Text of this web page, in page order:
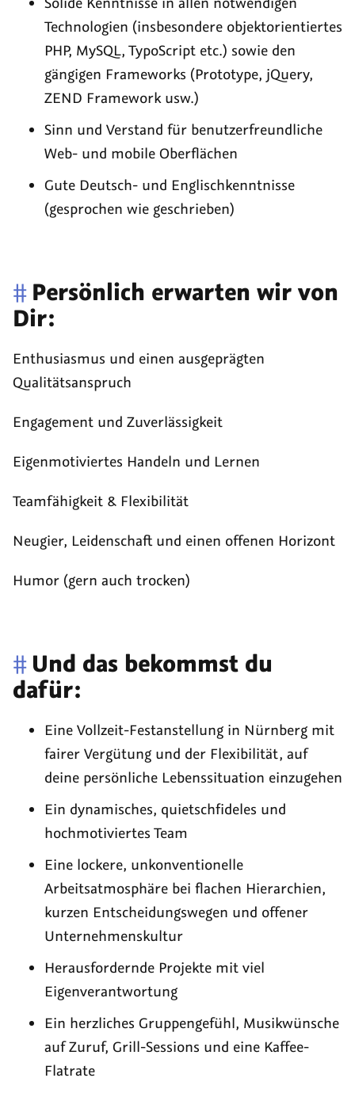
Technologien (insbesondere objektorientiertes
PHP, MySQL, TypoScript etc.) sowie den
gängigen Frameworks (Prototype, jQuery,
ZEND Framework usw.)
Sinn und Verstand für benutzerfreundliche
Web- und mobile Oberflächen
Gute Deutsch- und Englischkenntnisse
(gesprochen wie geschrieben)
# Persönlich erwarten wir von
Dir:
Enthusiasmus und einen ausgeprägten
Qualitätsanspruch
Engagement und Zuverlässigkeit
Eigenmotiviertes Handeln und Lernen
Teamfähigkeit & Flexibilität
Neugier, Leidenschaft und einen offenen Horizont
Humor (gern auch trocken)
# Und das bekommst du
dafür:
Eine Vollzeit-Festanstellung in Nürnberg mit
fairer Vergütung und der Flexibilität, auf
deine persönliche Lebenssituation einzugehen
Ein dynamisches, quietschfideles und
hochmotiviertes Team
Eine lockere, unkonventionelle
Arbeitsatmosphäre bei flachen Hierarchien,
kurzen Entscheidungswegen und offener
Unternehmenskultur
Herausfordernde Projekte mit viel
Eigenverantwortung
Ein herzliches Gruppengefühl, Musikwünsche
auf Zuruf, Grill-Sessions und eine Kaffee-
Flatrate